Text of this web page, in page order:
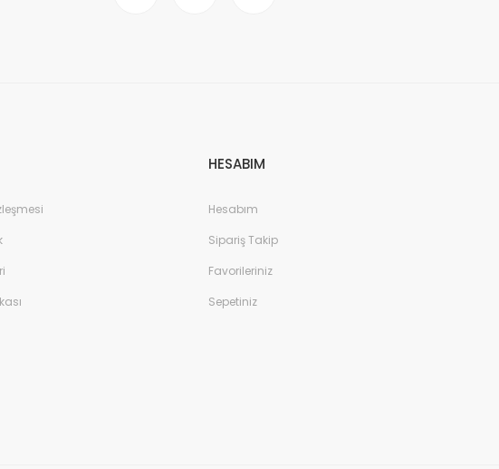
HESABIM
Hesabım
Sipariş Takip
Favorileriniz
Sepetiniz